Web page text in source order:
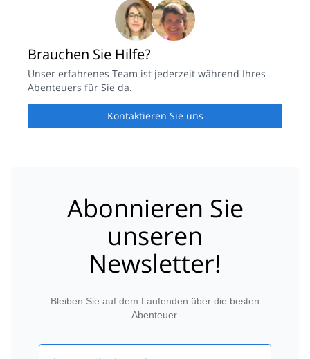
Brauchen Sie Hilfe?
Unser erfahrenes Team ist jederzeit während Ihres
Abenteuers für Sie da.
Kontaktieren Sie uns
Abonnieren Sie
unseren
Newsletter!
Bleiben Sie auf dem Laufenden über die besten
Abenteuer.